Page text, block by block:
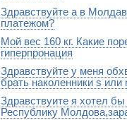
Напишите нам на почту
поточнее. В US . В
Здравствуйте а в
платежом?
Нет, только при 100%
Мой вес 160 кг. Какие
гиперпронация
С Вашим весом Вам
свода стопы. Вам
3000, Asics Gel-Fortify ( TBD)
Здравствуйте у меня
брать наколенники s или
S
Здравствуите я хотел
Республику